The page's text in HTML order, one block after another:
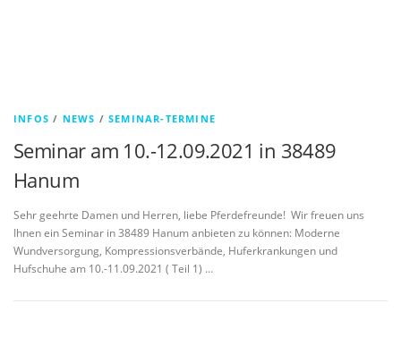
INFOS / NEWS /SEMINAR-TERMINE
Seminar am 10.-12.09.2021 in 38489
Hanum
Sehr geehrte Damen und Herren, liebe Pferdefreunde! Wir freuen uns
Ihnen ein Seminar in 38489 Hanum anbieten zu können: Moderne
Wundversorgung, Kompressionsverbände, Huferkrankungen und
Hufschuhe am 10.-11.09.2021 ( Teil 1) …